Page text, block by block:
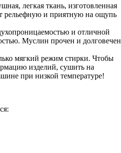
легкая ткань, изготовленная
рельефную и приятную на ощупь
и отличной
Муслин прочен и долговечен
мягкий режим стирки. Чтобы
изделий, сушить на
при низкой температуре!